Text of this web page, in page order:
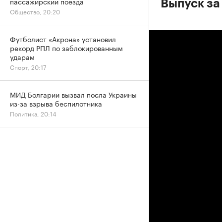
Выпуск
Общество, 20:20
Футболист «Акрона» установил
рекорд РПЛ по заблокированным
ударам
Спорт, 20:17
МИД Болгарии вызвал посла Украины
из-за взрыва беспилотника
Политика, 20:14